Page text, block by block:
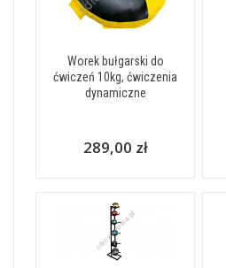
Worek bułgarski do
ćwiczeń 10kg, ćwiczenia
dynamiczne
289,00 zł